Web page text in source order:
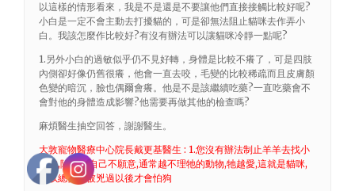
以這樣的情形看來，我是不是還是不要讓他們直接接觸比較好呢?
小白是一定不會主動去打擾貓的，可是卻無法阻止貓咪去作弄小
白。我該怎麼作比較好?有沒有辦法可以讓貓咪冷靜一點呢?
1.另外小白的過敏似乎仍不見好轉，身體是比較不癢了，可是四肢
內側卻好像仍舊很癢，他會一直去咬，毛變的比較稀疏而且皮膚顏
色變的暗沉，臉也偶爾會癢。他是不是該繼續吃藥?一直吃藥會不
會對他的身體造成影響?他需要再做其他的檢查嗎?
麻煩醫生抽空回答，謝謝醫生。
大敦寵物醫療中心院長戴更基醫生 : 1.您沒有辦法制止羊羊去找小
白的,除非牠自己不願意,通常越不理牠的動物,牠越愛,這就是貓咪,
所以總要在被兇過以後才會怕狗